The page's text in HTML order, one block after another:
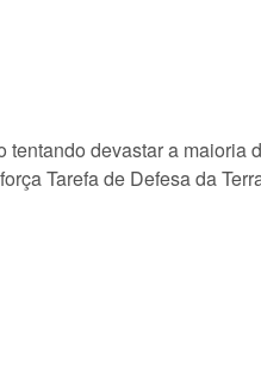
tentando devastar a maioria
Tarefa de Defesa da